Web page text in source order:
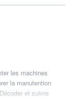
les machines
la manutention
et suivre